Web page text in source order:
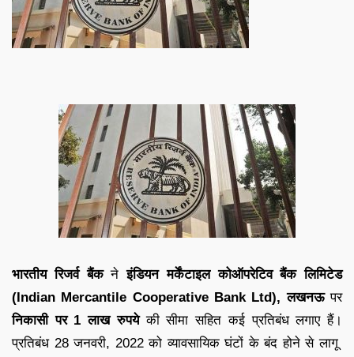
भारतीय रिजर्व बैंकनेइंडियन मर्केंटाइल कोऑपरेटिव बैंक लिमिटेड
(Indian Mercantile Cooperative Bank Ltd), लखनऊपर
निकासी पर 1 लाख रुपयेकी सीमा सहित कई प्रतिबंध लगाए हैं।
प्रतिबंध 28 जनवरी, 2022 को व्यावसायिक घंटों के बंद होने से लागू